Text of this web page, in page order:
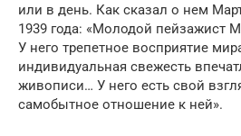
или в день. Как сказал о нем
1939 года: «Молодой пейзажист
У него трепетное восприятие
индивидуальная свежесть
живописи… У него есть свой
самобытное отношение к ней».